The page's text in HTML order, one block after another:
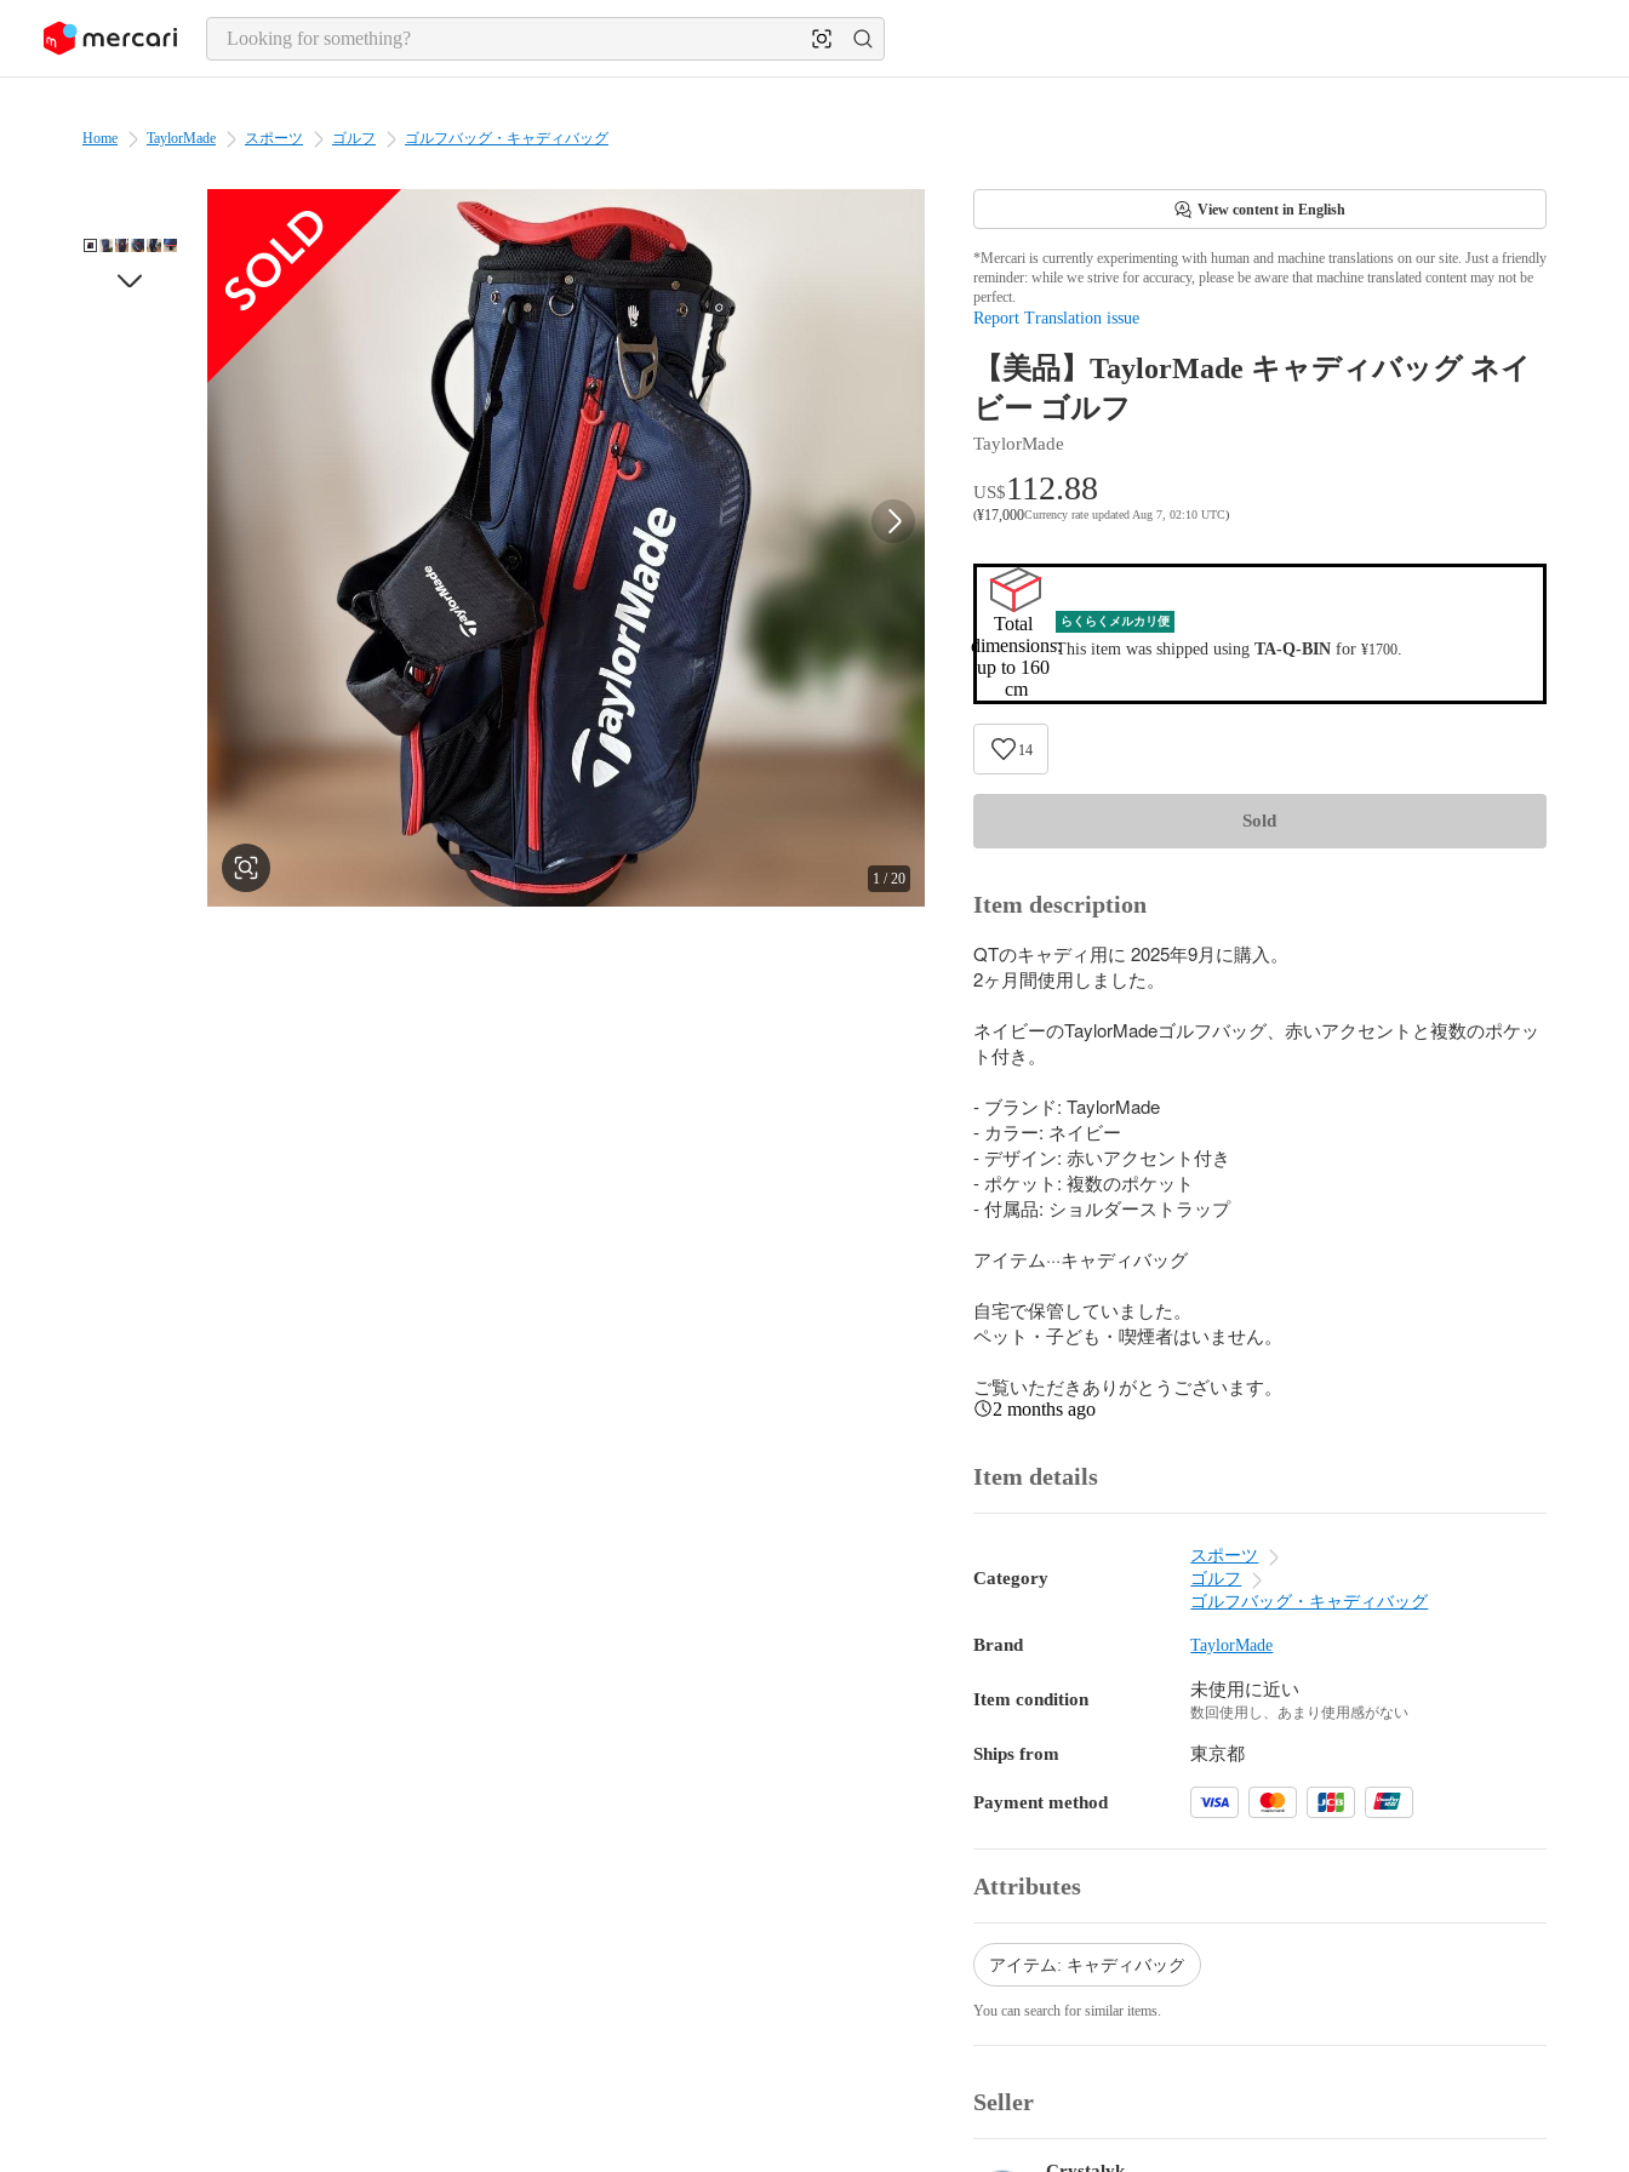
page content
Home TaylorMade スポーツ ゴルフ ゴルフバッグ・キャディバッグ
1 /20
View content in English
*Mercari is currently experimenting with human and machine translations on our site. Just a friendly
reminder: while we strive for accuracy, please be aware that machine translated content may not be
perfect.
Report Translation issue
【美品】TaylorMade キャディバッグ ネイ
ビー ゴルフ
TaylorMade
US$112.88
(¥17,000Currency rate updated Aug 7, 02:10 UTC)
Total
dimensions:
up to 160
cm
らくらくメルカリ便
This item was shipped using TA-Q-BINfor ¥1700.
14
Sold
Item description
QTのキャディ用に 2025年9月に購入。
2ヶ月間使用しました。
ネイビーのTaylorMadeゴルフバッグ、赤いアクセントと複数のポケッ
ト付き。
- ブランド: TaylorMade
- カラー: ネイビー
- デザイン: 赤いアクセント付き
- ポケット: 複数のポケット
- 付属品: ショルダーストラップ
アイテム···キャディバッグ
自宅で保管していました。
ペット・子ども・喫煙者はいません。
ご覧いただきありがとうございます。
2 months ago
Item details
Category
スポーツ
ゴルフ
ゴルフバッグ・キャディバッグ
Brand TaylorMade
Item condition 未使用に近い
数回使用し、あまり使用感がない
Ships from 東京都
Payment method
Attributes
アイテム: キャディバッグ
You can search for similar items.
Seller